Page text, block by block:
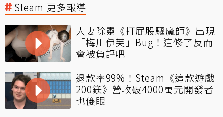
Steam 更多報導
人妻除靈《打屁股驅魔師》出現
「梅川伊芙」Bug！這修了反而
會被負評吧
退款率99%！Steam《這款遊戲
200鎂》營收破4000萬元開發者
也傻眼